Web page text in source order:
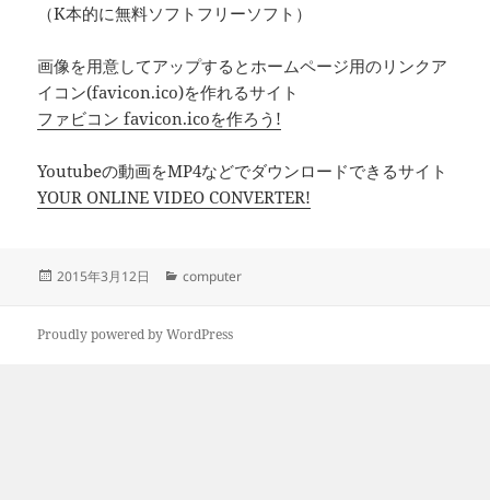
（K本的に無料ソフトフリーソフト）
画像を用意してアップするとホームページ用のリンクア
イコン(favicon.ico)を作れるサイト
ファビコン favicon.icoを作ろう!
Youtubeの動画をMP4などでダウンロードできるサイト
YOUR ONLINE VIDEO CONVERTER!
投
2015年3月12日
カ
リ
computer
Proudly powered by WordPress